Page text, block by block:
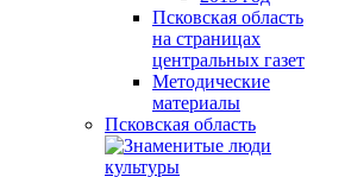
Псковская область
на страницах
центральных газет
Методические
материалы
Псковская область